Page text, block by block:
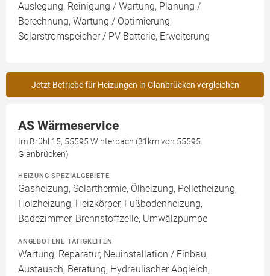
Auslegung, Reinigung / Wartung, Planung /
Berechnung, Wartung / Optimierung,
Solarstromspeicher / PV Batterie, Erweiterung
Jetzt Betriebe für Heizungen in Glanbrücken vergleichen
AS Wärmeservice
Im Brühl 15, 55595 Winterbach (31km von 55595
Glanbrücken)
HEIZUNG SPEZIALGEBIETE
Gasheizung, Solarthermie, Ölheizung, Pelletheizung,
Holzheizung, Heizkörper, Fußbodenheizung,
Badezimmer, Brennstoffzelle, Umwälzpumpe
ANGEBOTENE TÄTIGKEITEN
Wartung, Reparatur, Neuinstallation / Einbau,
Austausch, Beratung, Hydraulischer Abgleich,